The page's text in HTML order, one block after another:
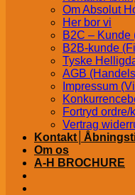
Om Absolut
Her bor vi
B2C – Kunde
B2B-kunde
Tyske
AGB
Impressum
Fortryd ordre/
Vertrag
Om os
A-H BROCHURE